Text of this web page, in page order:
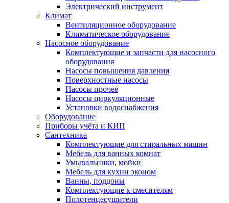
Электрический инструмент
Климат
Вентиляционное оборудование
Климатическое оборудование
Насосное оборудование
Комплектующие и запчасти для насосного
оборудования
Насосы повышения давления
Поверхностные насосы
Насосы прочее
Насосы циркуляционные
Установки водоснабжения
Оборудование
Приборы учёта и КИП
Сантехника
Комплектующие для стиральных машин
Мебель для ванных комнат
Умывальники, мойки
Мебель для кухни эконом
Ванны, поддоны
Комплектующие к смесителям
Полотенцесушители